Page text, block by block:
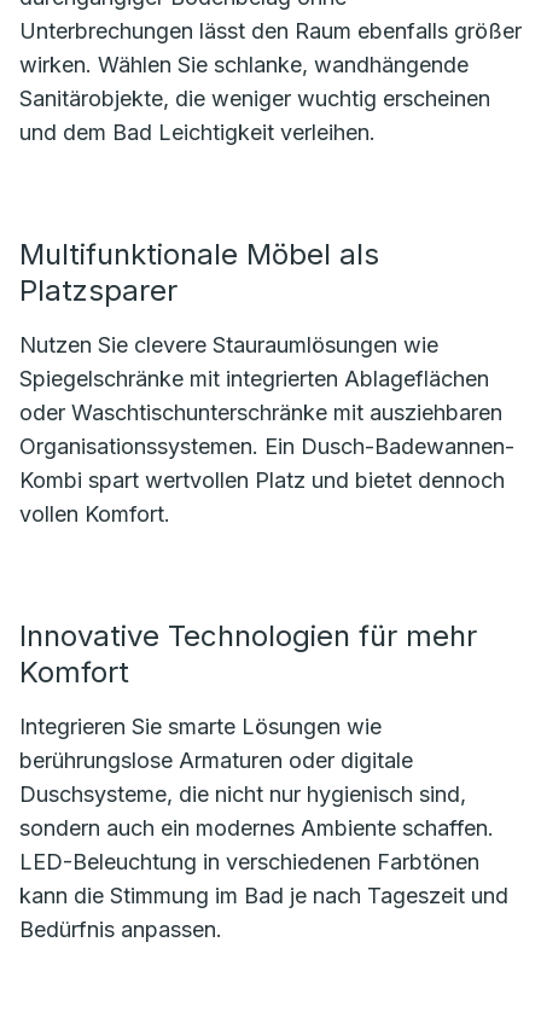
Unterbrechungen lässt den Raum ebenfalls größer
wirken. Wählen Sie schlanke, wandhängende
Sanitärobjekte, die weniger wuchtig erscheinen
und dem Bad Leichtigkeit verleihen.
Multifunktionale Möbel als
Platzsparer
Nutzen Sie clevere Stauraumlösungen wie
Spiegelschränke mit integrierten Ablageflächen
oder Waschtischunterschränke mit ausziehbaren
Organisationssystemen. Ein Dusch-Badewannen-
Kombi spart wertvollen Platz und bietet dennoch
vollen Komfort.
Innovative Technologien für mehr
Komfort
Integrieren Sie smarte Lösungen wie
berührungslose Armaturen oder digitale
Duschsysteme, die nicht nur hygienisch sind,
sondern auch ein modernes Ambiente schaffen.
LED-Beleuchtung in verschiedenen Farbtönen
kann die Stimmung im Bad je nach Tageszeit und
Bedürfnis anpassen.